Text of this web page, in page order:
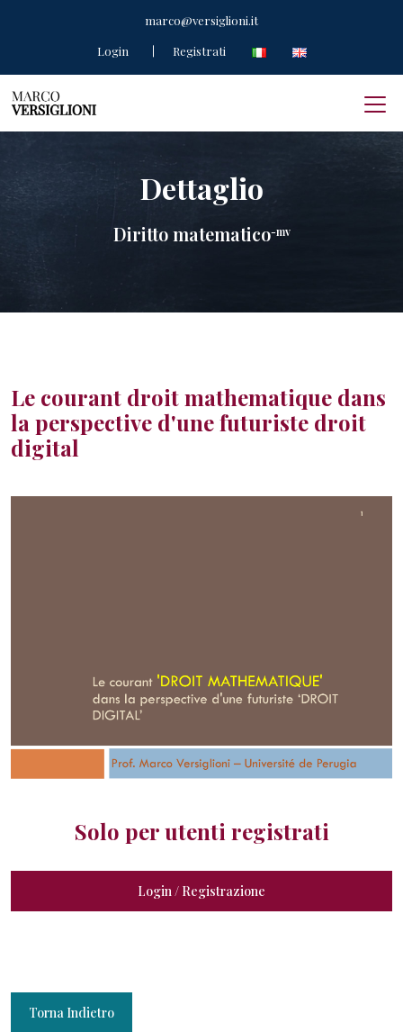
marco@versiglioni.it
Login
Registrati
Dettaglio
Diritto matematico-mv
Le courant droit mathematique dans
la perspective d'une futuriste droit
digital
Solo per utenti registrati
Login / Registrazione
Torna Indietro